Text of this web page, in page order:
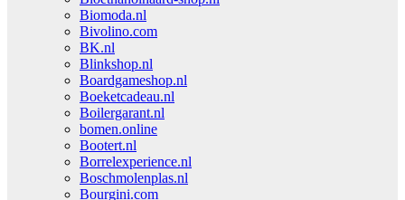
Biomoda.nl
Bivolino.com
BK.nl
Blinkshop.nl
Boardgameshop.nl
Boeketcadeau.nl
Boilergarant.nl
bomen.online
Bootert.nl
Borrelexperience.nl
Boschmolenplas.nl
Bourgini.com